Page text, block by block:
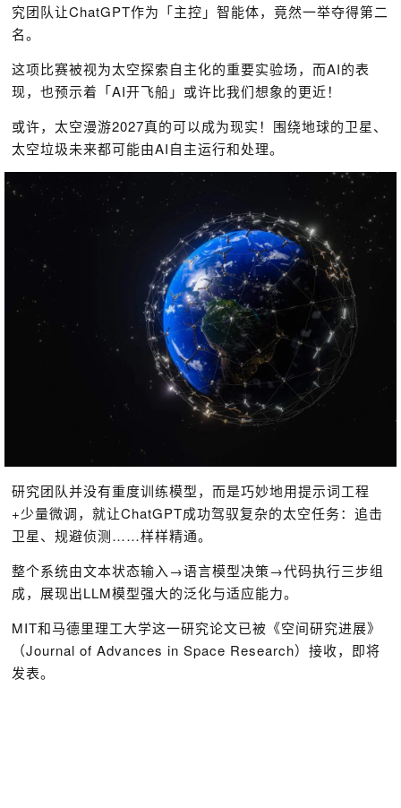
究团队让ChatGPT作为「主控 」智能体，竟然一举夺得第二
名。
这项比赛被视为太空探索自主化的重要实验场，而AI的表
现，也预示着「AI开飞船」或许比我们想象的更近！
或许，太空漫游2027真的可以成为现实！围绕地球的卫星、
太空垃圾未来都可能由AI自主运行和处理。
研究团队并没有重度训练模型，而是巧妙地用提示词工程
+少量微调，就让ChatGPT成功驾驭复杂的太空任务：追击
卫星、规避侦测……样样精通。
整个系统由文本状态输入→语言模型决策→代码执行三步组
成，展现出LLM模型强大的泛化与适应能力。
MIT和马德里理工大学这一研究论文已被《空间研究进展》
（Journal of Advances in Space Research）接收，即将
发表。